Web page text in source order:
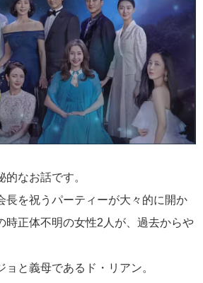
的なお話です。
長を祝うパーティーが大々的に開か
時正体不明の女性2人が、過去からや
と義母であるド・リアン。